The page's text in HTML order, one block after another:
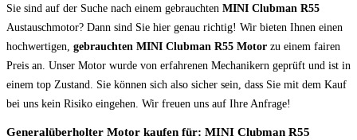
Sie sind auf der Suche nach einem gebrauchten MINI Clubman R55
Austauschmotor? Dann sind Sie hier genau richtig! Wir bieten Ihnen einen
hochwertigen, gebrauchten MINI Clubman R55 Motor zu einem fairen
Preis an. Unser Motor wurde von erfahrenen Mechanikern geprüft und ist in
einem top Zustand. Sie können sich also sicher sein, dass Sie mit dem Kauf
bei uns kein Risiko eingehen. Wir freuen uns auf Ihre Anfrage!
Generalüberholter Motor kaufen für: MINI Clubman R55